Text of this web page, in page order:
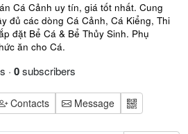
Cá Cảnh uy tín, giá tốt nhất. Cung
đủ các dòng Cá Cảnh, Cá Kiểng, Thi
đặt Bể Cá & Bể Thủy Sinh. Phụ
ăn cho Cá.
· 0subscribers
Contacts Message